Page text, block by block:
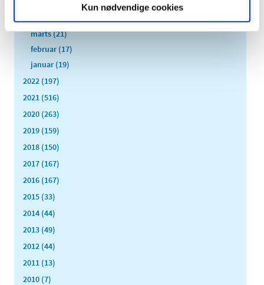
Kun nødvendige cookies
april (13)
marts (21)
februar (17)
januar (19)
2022 (197)
2021 (516)
2020 (263)
2019 (159)
2018 (150)
2017 (167)
2016 (167)
2015 (33)
2014 (44)
2013 (49)
2012 (44)
2011 (13)
2010 (7)